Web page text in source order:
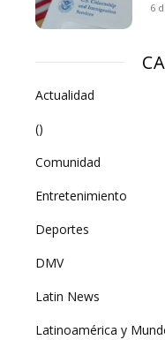
6
Actualidad
()
Comunidad
Entretenimiento
Deportes
DMV
Latin News
Latinoamérica y